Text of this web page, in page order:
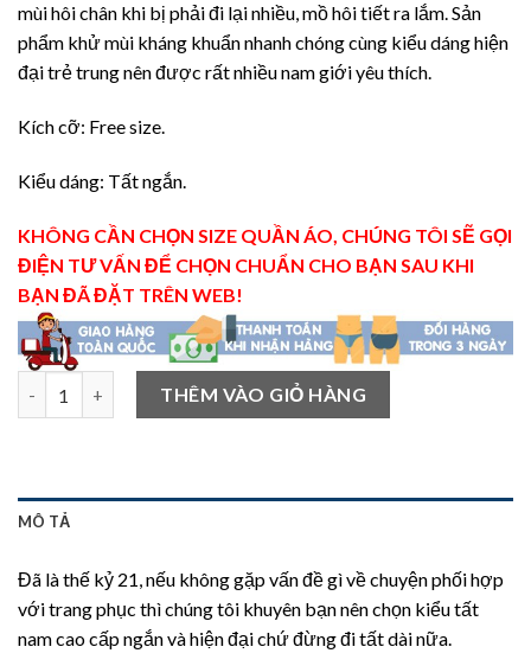
mùi hôi chân khi bị phải đi lại nhiều, mồ hôi tiết ra lắm. Sản
phẩm khử mùi kháng khuẩn nhanh chóng cùng kiểu dáng hiện
đại trẻ trung nên được rất nhiều nam giới yêu thích.
Kích cỡ: Free size.
Kiểu dáng: Tất ngắn.
KHÔNG CẦN CHỌN SIZE QUẦN ÁO, CHÚNG TÔI SẼ GỌI
ĐIỆN TƯ VẤN ĐỂ CHỌN CHUẨN CHO BẠN SAU KHI
BẠN ĐÃ ĐẶT TRÊN WEB!
Hộp 5 tất nam cao cấp siêu chống hôi chân số lượng
THÊM VÀO GIỎ HÀNG
MÔ TẢ
Đã là thế kỷ 21, nếu không gặp vấn đề gì về chuyện phối hợp
với trang phục thì chúng tôi khuyên bạn nên chọn kiểu tất
nam cao cấp ngắn và hiện đại chứ đừng đi tất dài nữa.